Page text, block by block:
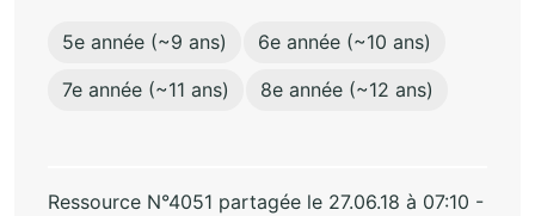
5e année (~9 ans)
6e année (~10 ans)
7e année (~11 ans)
8e année (~12 ans)
Ressource N°4051 partagée le 27.06.18 à 07:10 -